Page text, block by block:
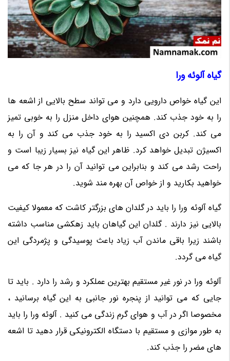
گیاه آلوئه ورا
این گیاه خواص دارویی دارد و می تواند سطح بالایی از اشعه ها
را به خود جذب کند. همچنین هوای داخل منزل را به خوبی تمیز
می کند. کربن دی اکسید را به خود جذب می کند و آن را به
اکسیژن تبدیل خواهد کرد. ظاهر این گیاه نیز بسیار زیبا است و
راحت رشد می کند و بنابراین می توانید آن را در هر جا که می
خواهید بکارید و از خواص آن بهره مند شوید.
گیاه آلوئه ورا را باید در گلدان های بزرگتر کاشت که معمولا کیفیت
بالایی نیز دارند . گلدان این گیاهان باید زهکشی مناسب داشته
باشند زیرا باقی ماندن آب زیاد باعث پوسیدگی و پژمردگی این
گیاه می گردد.
آلوئه ورا در نور غیر مستقیم بهترین عملکرد و رشد را دارد . باید تا
جایی که می توانید از پنجره نور جانبی به این گیاه برسانید ،
مخصوصا اگر در آب و هوای گرم زندگی می کنید . آلوئه ورا را باید
به طور موازی و مستقیم با دستگاه الکترونیکی قرار دهید تا اشعه
های مضر را جذب کند.